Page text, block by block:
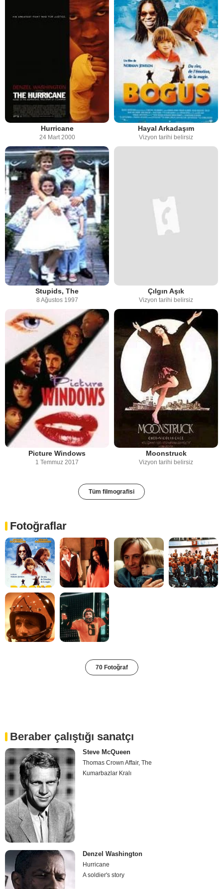
Hurricane
24 Mart 2000
Hayal Arkadaşım
Vizyon tarihi belirsiz
Stupids, The
8 Ağustos 1997
Çılgın Aşık
Vizyon tarihi belirsiz
Picture Windows
1 Temmuz 2017
Moonstruck
Vizyon tarihi belirsiz
Tüm filmografisi
Fotoğraflar
70 Fotoğraf
Beraber çalıştığı sanatçı
Steve McQueen
Thomas Crown Affair, The
Kumarbazlar Kralı
Denzel Washington
Hurricane
A soldier's story